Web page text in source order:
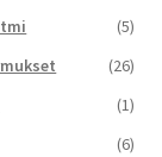
(5)
(26)
(1)
(6)